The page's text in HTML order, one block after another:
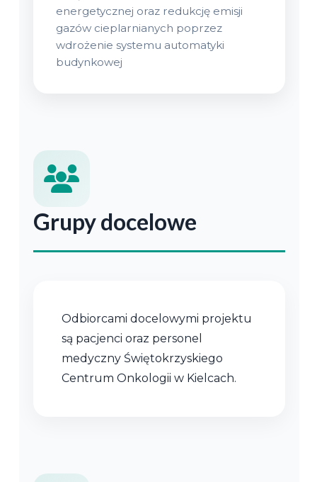
energetycznej oraz redukcję emisji
gazów cieplarnianych poprzez
wdrożenie systemu automatyki
budynkowej
Grupy docelowe
Odbiorcami docelowymi projektu
są pacjenci oraz personel
medyczny Świętokrzyskiego
Centrum Onkologii w Kielcach.